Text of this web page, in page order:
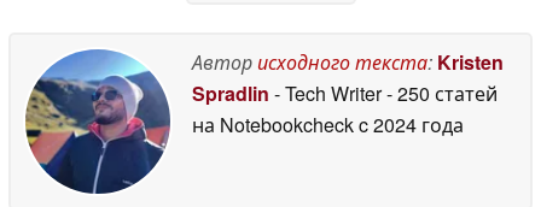
Авторисходного текста: Kristen
Spradlin - Tech Writer- 250 статей
на Notebookcheckc 2024 года